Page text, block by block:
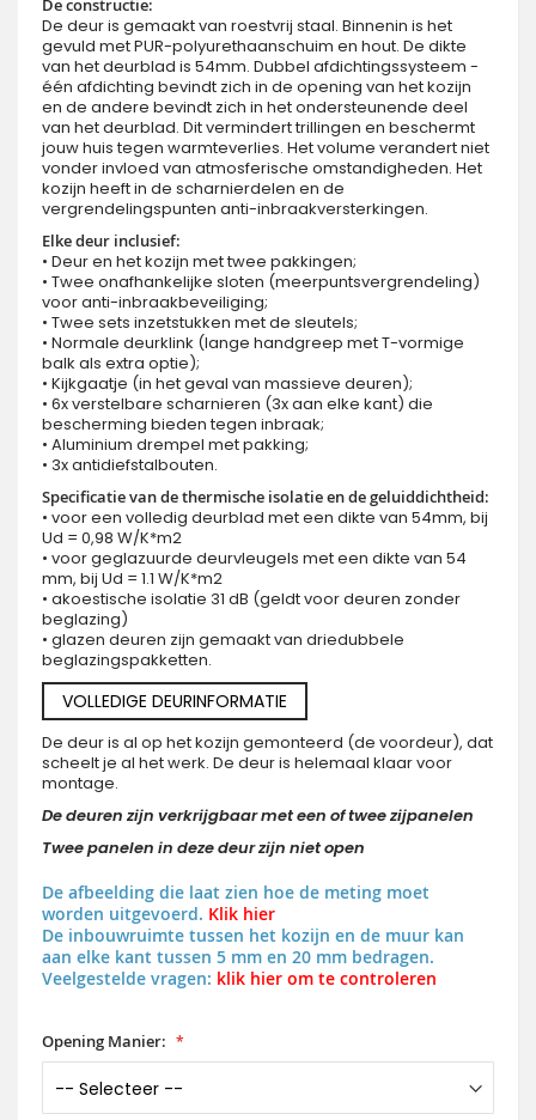
De constructie:
De deur is gemaakt van roestvrij staal. Binnenin is het
gevuld met PUR-polyurethaanschuim en hout. De dikte
van het deurblad is 54mm. Dubbel afdichtingssysteem -
één afdichting bevindt zich in de opening van het kozijn
en de andere bevindt zich in het ondersteunende deel
van het deurblad. Dit vermindert trillingen en beschermt
jouw huis tegen warmteverlies. Het volume verandert niet
vonder invloed van atmosferische omstandigheden. Het
kozijn heeft in de scharnierdelen en de
vergrendelingspunten anti-inbraakversterkingen.
Elke deur inclusief:
• Deur en het kozijn met twee pakkingen;
• Twee onafhankelijke sloten (meerpuntsvergrendeling)
voor anti-inbraakbeveiliging;
• Twee sets inzetstukken met de sleutels;
• Normale deurklink (lange handgreep met T-vormige
balk als extra optie);
• Kijkgaatje (in het geval van massieve deuren);
• 6x verstelbare scharnieren (3x aan elke kant) die
bescherming bieden tegen inbraak;
• Aluminium drempel met pakking;
• 3x antidiefstalbouten.
Specificatie van de thermische isolatie en de geluiddichtheid:
• voor een volledig deurblad met een dikte van 54mm, bij
Ud = 0,98 W/K*m2
• voor geglazuurde deurvleugels met een dikte van 54
mm, bij Ud = 1.1 W/K*m2
• akoestische isolatie 31 dB (geldt voor deuren zonder
beglazing)
• glazen deuren zijn gemaakt van driedubbele
beglazingspakketten.
VOLLEDIGE DEURINFORMATIE
De deur is al op het kozijn gemonteerd (de voordeur), dat
scheelt je al het werk. De deur is helemaal klaar voor
montage.
De deuren zijn verkrijgbaar met een of twee zijpanelen
Twee panelen in deze deur zijn niet open
De afbeelding die laat zien hoe de meting moet
worden uitgevoerd. Klik hier
De inbouwruimte tussen het kozijn en de muur kan
aan elke kant tussen 5 mm en 20 mm bedragen.
Veelgestelde vragen: klik hier om te controleren
Opening Manier: